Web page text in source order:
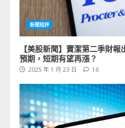
新聞短評
【美股新聞】寶潔第二季財
預期，短期有望再漲？
2025 年 1 月 23 日 16